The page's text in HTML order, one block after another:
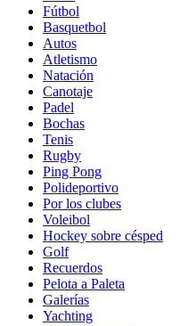
Fútbol
Basquetbol
Autos
Atletismo
Natación
Canotaje
Padel
Bochas
Tenis
Rugby
Ping Pong
Polideportivo
Por los clubes
Voleibol
Hockey sobre césped
Golf
Recuerdos
Pelota a Paleta
Galerías
Yachting